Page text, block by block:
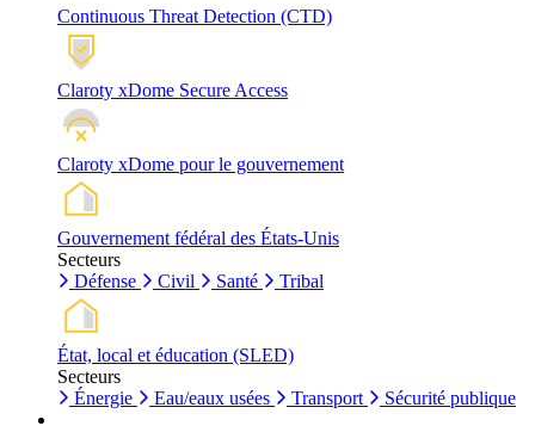
Continuous Threat Detection (CTD)
Claroty xDome Secure Access
Claroty xDome pour le gouvernement
Gouvernement fédéral des États-Unis
Secteurs
Défense
Civil Santé Tribal
État, local et éducation (SLED)
Secteurs
Énergie
Eau/eaux usées Transport Sécurité publique